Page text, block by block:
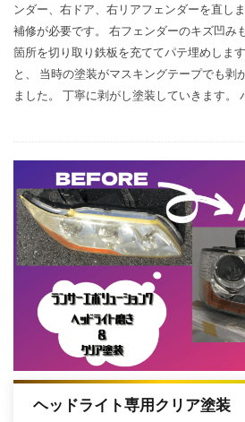
ンダー、右ドア、右リアフェンダーを直し
補修が必要です。 右フェンダーのキズ凹み
箇所を切り取り鉄板を充ててパテ埋めしま
と、 当時の塗装がマスキングテープでも剥
ました。 丁寧に剥がし塗装していきます。
ヘッドライト専用クリア塗装